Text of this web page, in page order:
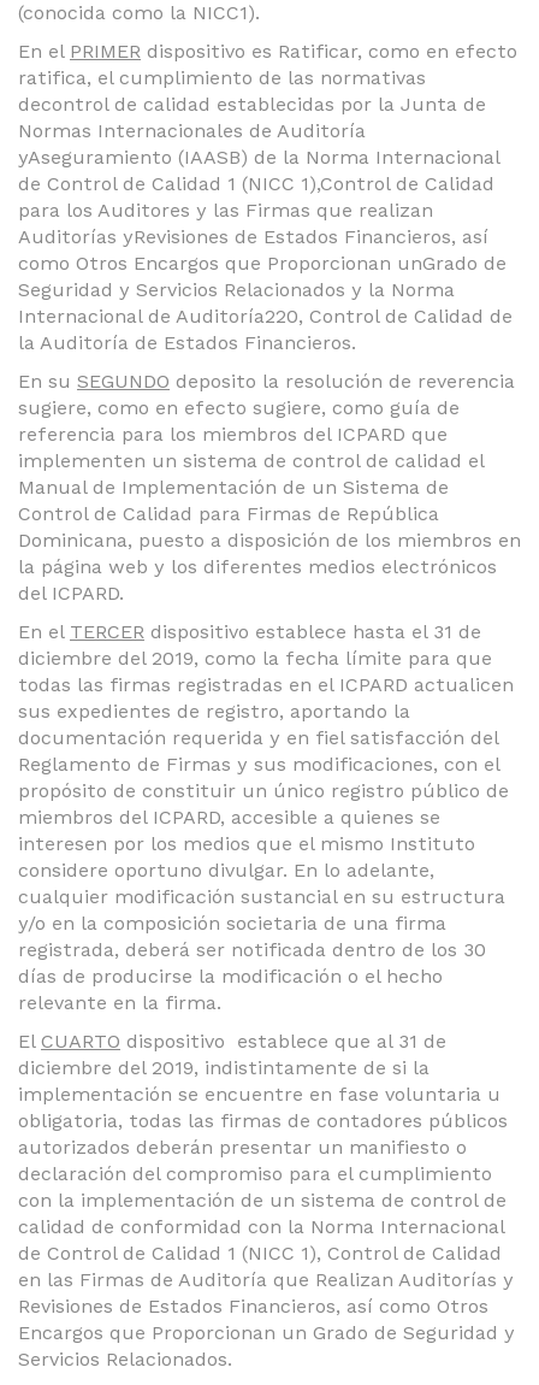
(conocida como la NICC1).
En el PRIMER dispositivo es Ratificar, como en efecto
ratifica, el cumplimiento de las normativas
decontrol de calidad establecidas por la Junta de
Normas Internacionales de Auditoría
yAseguramiento (IAASB) de la Norma Internacional
de Control de Calidad 1 (NICC 1),Control de Calidad
para los Auditores y las Firmas que realizan
Auditorías yRevisiones de Estados Financieros, así
como Otros Encargos que Proporcionan unGrado de
Seguridad y Servicios Relacionados y la Norma
Internacional de Auditoría220, Control de Calidad de
la Auditoría de Estados Financieros.
En su SEGUNDO deposito la resolución de reverencia
sugiere, como en efecto sugiere, como guía de
referencia para los miembros del ICPARD que
implementen un sistema de control de calidad el
Manual de Implementación de un Sistema de
Control de Calidad para Firmas de República
Dominicana, puesto a disposición de los miembros en
la página web y los diferentes medios electrónicos
del ICPARD.
En el TERCER dispositivo establece hasta el 31 de
diciembre del 2019, como la fecha límite para que
todas las firmas registradas en el ICPARD actualicen
sus expedientes de registro, aportando la
documentación requerida y en fiel satisfacción del
Reglamento de Firmas y sus modificaciones, con el
propósito de constituir un único registro público de
miembros del ICPARD, accesible a quienes se
interesen por los medios que el mismo Instituto
considere oportuno divulgar. En lo adelante,
cualquier modificación sustancial en su estructura
y/o en la composición societaria de una firma
registrada, deberá ser notificada dentro de los 30
días de producirse la modificación o el hecho
relevante en la firma.
El CUARTO dispositivo establece que al 31 de
diciembre del 2019, indistintamente de si la
implementación se encuentre en fase voluntaria u
obligatoria, todas las firmas de contadores públicos
autorizados deberán presentar un manifiesto o
declaración del compromiso para el cumplimiento
con la implementación de un sistema de control de
calidad de conformidad con la Norma Internacional
de Control de Calidad 1 (NICC 1), Control de Calidad
en las Firmas de Auditoría que Realizan Auditorías y
Revisiones de Estados Financieros, así como Otros
Encargos que Proporcionan un Grado de Seguridad y
Servicios Relacionados.